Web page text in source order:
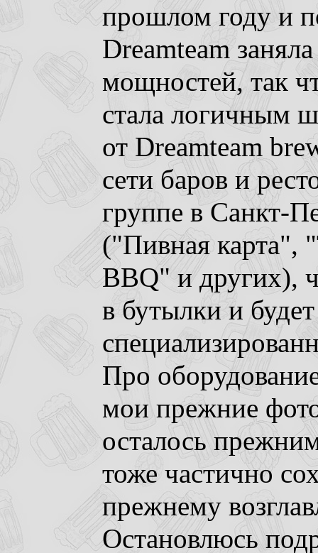
прошлом году и
Dreamteam
мощностей, так
стала логичным
от Dreamteam
сети баров и
группе в Санкт-
("Пивная карта",
BBQ" и других),
в бутылки и
Про
мои прежние
осталось
тоже частично
прежнему
Остановлюсь